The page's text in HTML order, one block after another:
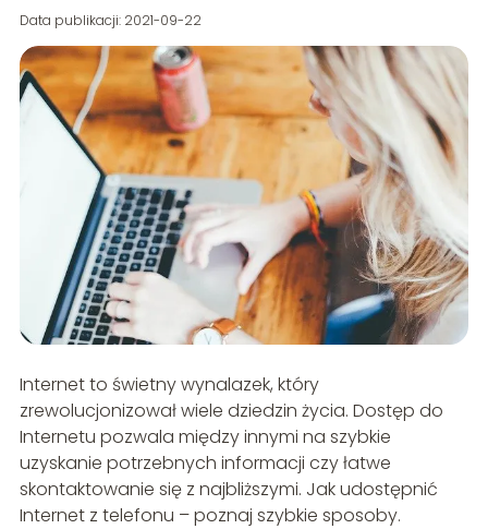
Data publikacji: 2021-09-22
Internet to świetny wynalazek, który
zrewolucjonizował wiele dziedzin życia. Dostęp do
Internetu pozwala między innymi na szybkie
uzyskanie potrzebnych informacji czy łatwe
skontaktowanie się z najbliższymi. Jak udostępnić
Internet z telefonu – poznaj szybkie sposoby.